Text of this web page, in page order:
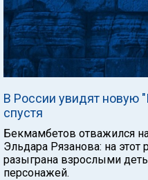
В России увидят новую
спустя
Бекмамбетов отважился
Эльдара Рязанова: на этот
разыграна взрослыми
персонажей.